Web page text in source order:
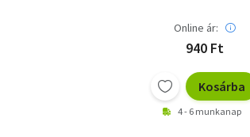
Online ár:
940 Ft
Kosárba
4 - 6 munkanap